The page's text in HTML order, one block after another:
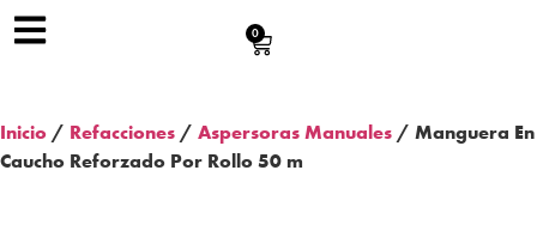
0
Inicio / Refacciones / Aspersoras Manuales / Manguera En
Caucho Reforzado Por Rollo 50 m